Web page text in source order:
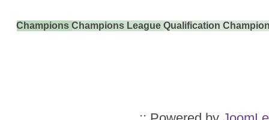
Champions Champions League Qualification